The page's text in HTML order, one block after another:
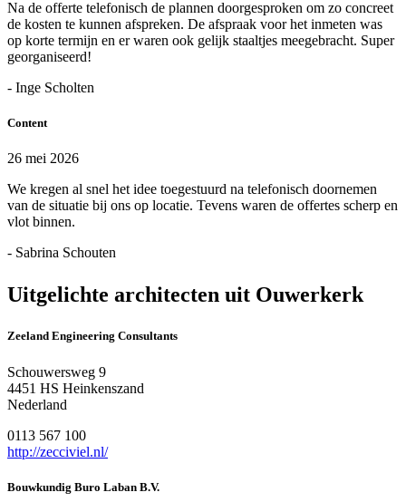
Na de offerte telefonisch de plannen doorgesproken om zo concreet
de kosten te kunnen afspreken. De afspraak voor het inmeten was
op korte termijn en er waren ook gelijk staaltjes meegebracht. Super
georganiseerd!
- Inge Scholten
Content
26 mei 2026
We kregen al snel het idee toegestuurd na telefonisch doornemen
van de situatie bij ons op locatie. Tevens waren de offertes scherp en
vlot binnen.
- Sabrina Schouten
Uitgelichte architecten uit Ouwerkerk
Zeeland Engineering Consultants
Schouwersweg 9
4451 HS Heinkenszand
Nederland
0113 567 100
http://zecciviel.nl/
Bouwkundig Buro Laban B.V.